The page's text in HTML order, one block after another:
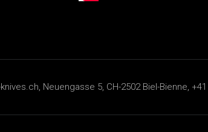
Neuengasse 5, CH-2502 Biel-Bienne,